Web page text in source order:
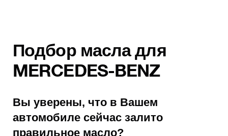
Подбор масла для
MERCEDES-BENZ
Вы уверены, что в Вашем
автомобиле сейчас залито
правильное масло?